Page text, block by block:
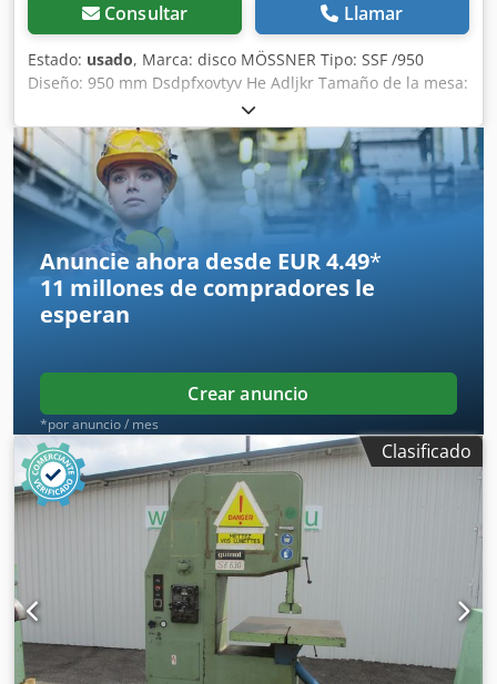
Consultar Llamar
Estado: usado, Marca: disco MÖSSNER Tipo: SSF /950
Diseño: 950 mm Dsdpfxovtyv He Adljkr Tamaño de la mesa:
Anuncie ahora desde EUR 4.49*
11 millones de compradores le
esperan
Crear anuncio
*por anuncio / mes
Clasificado